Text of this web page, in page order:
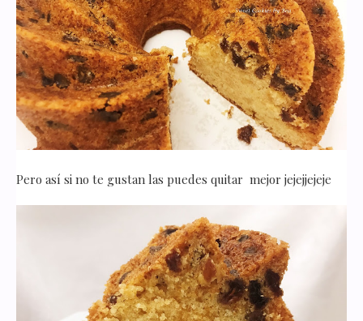
Pero así si no te gustan las puedes quitar mejor jejejjejeje